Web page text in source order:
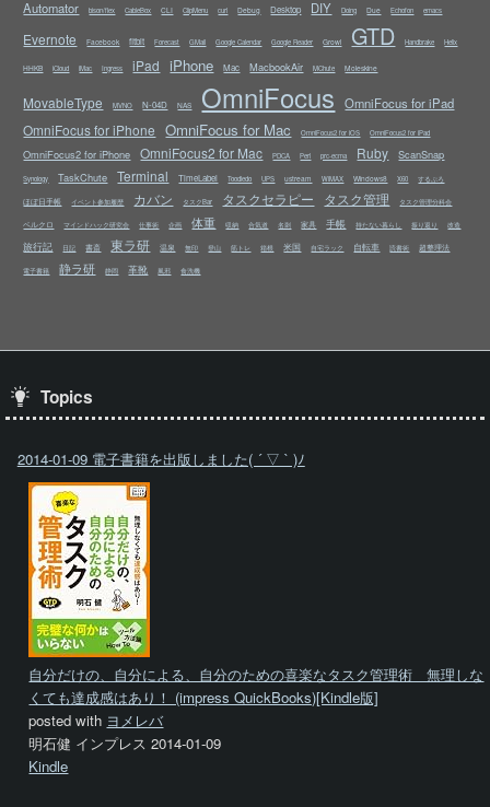
Automator bison/flex CableBox CLI ClipMenu curl Debug Desktop DIY Doing Due Echofon emacs
Evernote Facebook fitbit Forecast GMail Google Calendar Google Reader Growl GTD Handbrake Helix
HHKB iCloud iMac Ingress iPad iPhone Mac MacbookAir MChute Moleskine
MovableType MVNO N-04D NAS OmniFocus OmniFocus for iPad
OmniFocus for iPhone OmniFocus for Mac OmniFocus2 for iOS OmniFocus2 for iPad
OmniFocus2 for iPhone OmniFocus2 for Mac PDCA Perl prc-ecma Ruby ScanSnap
Synology TaskChute Terminal TimeLabel Toodledo UPS ustream WiMAX Windows8 X60 するぷろ
ほぼ日手帳 イベント参加履歴 カバン タスクBar タスクセラピー タスク管理 タスク管理分科会
ベルクロ マインドハック研究会 仕事術 企画 体重 収納 合気道 名刺 家具 手帳 持たない暮らし 振り返り 改造
旅行記 日記 書斎 東ラ研 温泉 無印 登山 筋トレ 箱根 米国 自宅ラック 自転車 読書術 超整理法
電子書籍 静ラ研 静岡 革靴 風邪 食洗機
Topics
2014-01-09 電子書籍を出版しました( ´ ▽ ` )ﾉ
自分だけの、自分による、自分のための喜楽なタスク管理術 無理しな
くても達成感はあり！ (impress QuickBooks)[Kindle版]
posted with ヨメレバ
明石健 インプレス 2014-01-09
Kindle